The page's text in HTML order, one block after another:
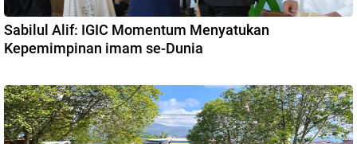
Sabilul Alif: IGIC Momentum Menyatukan
Kepemimpinan imam se-Dunia